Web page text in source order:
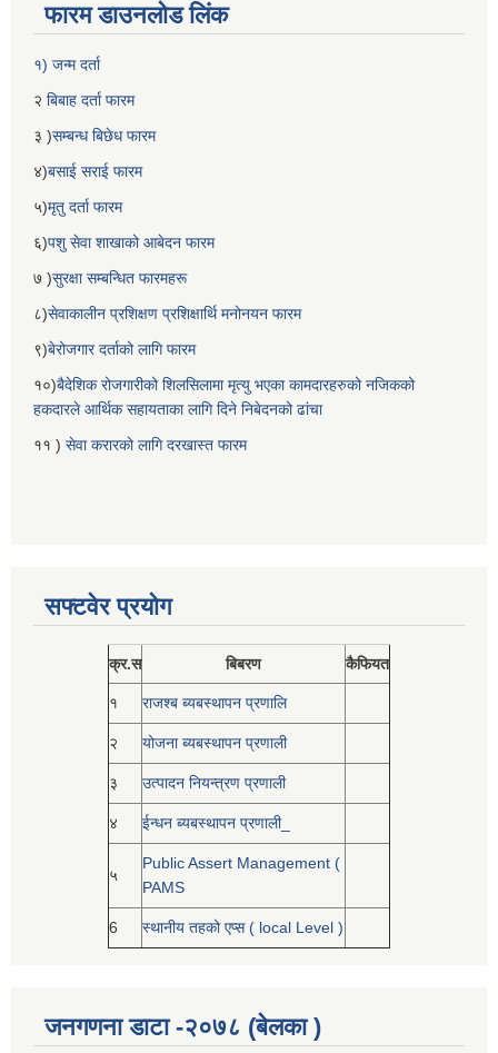
फारम डाउनलोड लिंक
१) जन्म दर्ता
२ बिबाह दर्ता फारम
३ )सम्बन्ध बिछेध फारम
४)बसाई सराई फारम
५)मृतु दर्ता फारम
६)पशु सेवा शाखाको आबेदन फारम
७ )सुरक्षा सम्बन्धित फारमहरू
८)सेवाकालीन प्रशिक्षण प्रशिक्षार्थि मनोनयन फारम
९)बेरोजगार दर्ताको लागि फारम
१०)बैदेशिक रोजगारीको शिलसिलामा मृत्यु भएका कामदारहरुको नजिकको
हकदारले आर्थिक सहायताका लागि दिने निबेदनको ढांचा
११ ) सेवा करारको लागि दरखास्त फारम
सफ्टवेर प्रयोग
क्र.स बिबरण कैफियत
१ राजश्ब ब्यबस्थापन प्रणालि
२ योजना ब्यबस्थापन प्रणाली
३ उत्पादन नियन्त्रण प्रणाली
४ ईन्धन ब्यबस्थापन प्रणाली_
५
Public Assert Management (
PAMS
6 स्थानीय तहको एप्स ( local Level )
जनगणना डाटा -२०७८ (बेलका )